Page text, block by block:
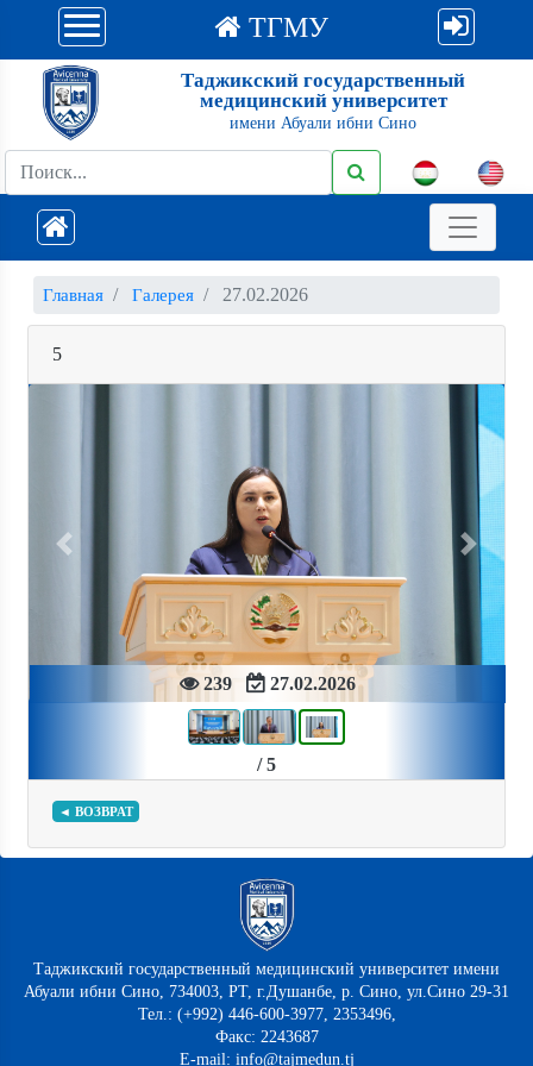
ТГМУ
Таджикский государственный
медицинский университет
имени Абуали ибни Сино
Главная Галерея 27.02.2026
5
239 27.02.2026
Previous Next
/ 5
◄ ВОЗВРАТ
Таджикский государственный медицинский университет имени
Абуали ибни Сино, 734003, РТ, г.Душанбе, р. Сино, ул.Сино 29-31
Тел.: (+992) 446-600-3977, 2353496,
Факс: 2243687
E-mail: info@tajmedun.tj